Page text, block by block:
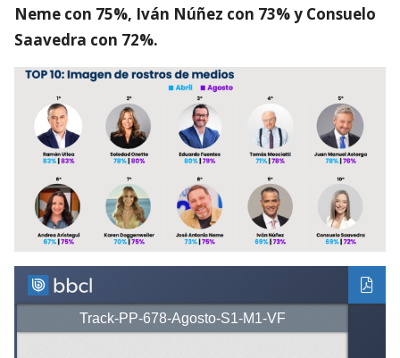
Neme con 75%, Iván Núñez con 73% y Consuelo
Saavedra con 72%.